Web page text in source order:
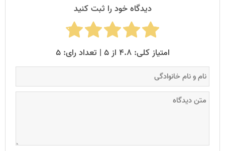
دیدگاه خود را ثبت کنید
امتیاز کلی: ۴.۸ از ۵ | تعداد رای: ۵